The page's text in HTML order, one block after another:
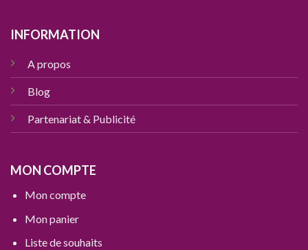
INFORMATION
A propos
Blog
Partenariat & Publicité
MON COMPTE
Mon compte
Mon panier
Liste de souhaits